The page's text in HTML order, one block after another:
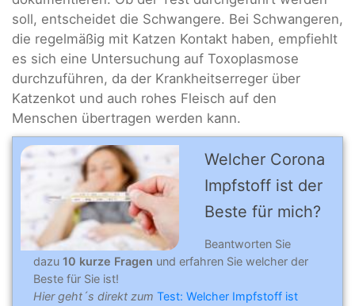
soll, entscheidet die Schwangere. Bei Schwangeren,
die regelmäßig mit Katzen Kontakt haben, empfiehlt
es sich eine Untersuchung auf Toxoplasmose
durchzuführen, da der Krankheitserreger über
Katzenkot und auch rohes Fleisch auf den
Menschen übertragen werden kann.
Welcher Corona
Impfstoff ist der
Beste für mich?
Beantworten Sie
dazu 10 kurze Fragen und erfahren Sie welcher der
Beste für Sie ist!
Hier geht´s direkt zum Test: Welcher Impfstoff ist